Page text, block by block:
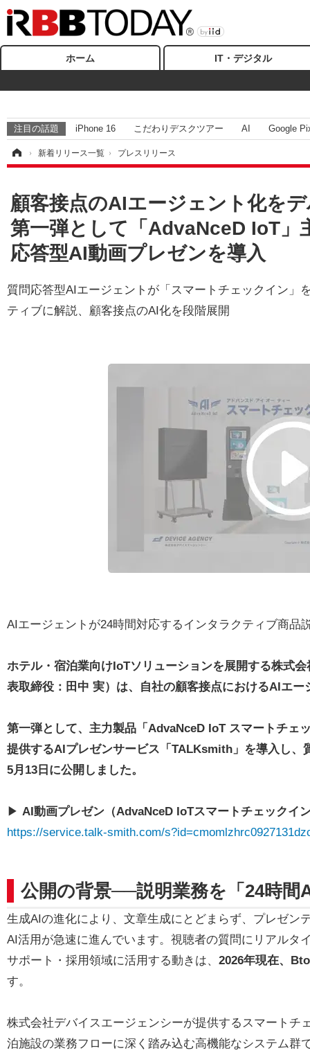
ホーム IT・デジタル
注目の話題 iPhone 16 こだわりデスクツアー AI Google
› 新着リリース一覧 › プレスリリース
顧客接点のAIエージェント化を
第一弾として「AdvaNceD IoT」
応答型AI動画プレゼンを導入
質問応答型AIエージェントが「スマートチェックイン」
ティブに解説、顧客接点のAI化を段階展開
AIエージェントが24時間対応するインタラクティブ商品
ホテル・宿泊業向けIoTソリューションを展開する株式
表取締役：田中 実）は、自社の顧客接点におけるAIエ
第一弾として、主力製品「AdvaNceD IoT スマートチェ
提供するAIプレゼンサービス「TALKsmith」を導入し
5月13日に公開しました。
▶ AI動画プレゼン（AdvaNceD IoTスマートチェックイ
https://service.talk-smith.com/
公開の背景──説明業務を「24時間
生成AIの進化により、文章生成にとどまらず、プレゼン
AI活用が急速に進んでいます。視聴者の質問にリアルタ
サポート・採用領域に活用する動きは、 2026年現在、
す。
株式会社デバイスエージェンシーが提供するスマートチ
泊施設の業務フローに深く踏み込む高機能なシステム群